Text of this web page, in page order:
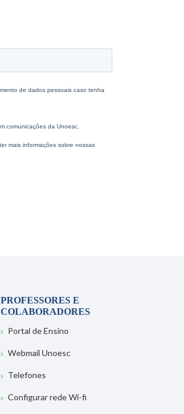
PROFESSORES E
COLABORADORES
Portal de Ensino
Webmail Unoesc
Telefones
Configurar rede Wi-fi